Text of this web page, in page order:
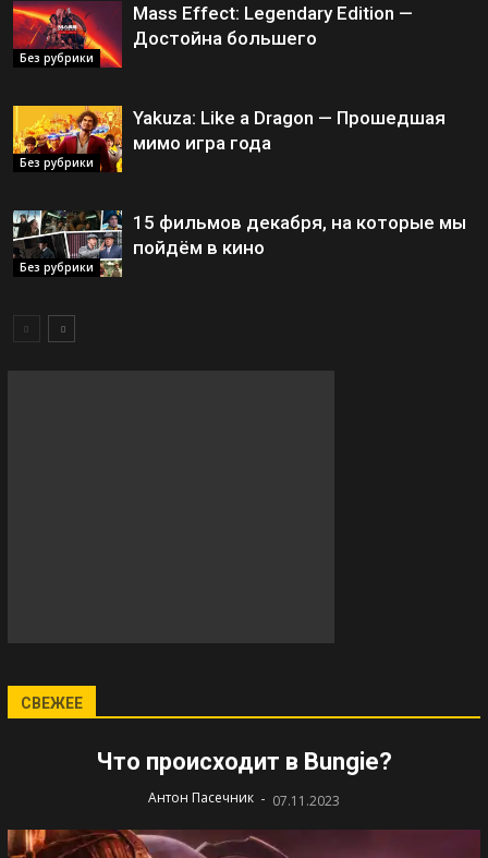
Без рубрики
Mass Effect: Legendary Edition —
Достойна большего
Без рубрики
Yakuza: Like a Dragon — Прошедшая
мимо игра года
Без рубрики
15 фильмов декабря, на которые мы
пойдём в кино
СВЕЖЕЕ
Что происходит в Bungie?
Антон Пасечник - 07.11.2023